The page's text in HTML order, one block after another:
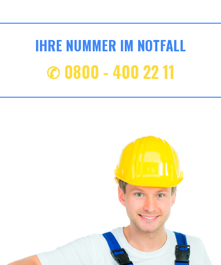
IHRE NUMMER IM NOTFALL
✆ 0800 - 400 22 11